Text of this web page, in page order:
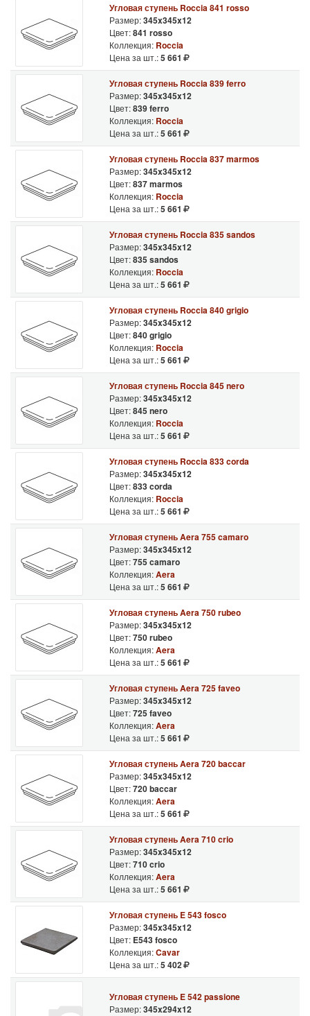
Постоянно расширяется ассортимент форм, фактур и
цветовых решений производимой клинкерной плитки.
В 2008 году на предприятии была запущена новая
производственная линия. За счет этого у завода увеличились
производственные объемы и значительно повысилось
качество выпускаемых строительных материалов.
Можно с уверенностью сказать, что напольные серии
материалов от Stroeher уже давно являются строительными
бестселлерами в Европе, как и вся остальная продукция
предприятия, которая также широко востребована во всем
мире.
Угловая ступень Roccia 841 rosso
Размер:345x345x12
Цвет:841 rosso
Коллекция: Roccia
Цена за шт.:5 661
Угловая ступень Roccia 839 ferro
Размер:345x345x12
Цвет:839 ferro
Коллекция: Roccia
Цена за шт.:5 661
Угловая ступень Roccia 837 marmos
Размер:345x345x12
Цвет:837 marmos
Коллекция: Roccia
Цена за шт.:5 661
Угловая ступень Roccia 835 sandos
Размер:345x345x12
Цвет:835 sandos
Коллекция: Roccia
Цена за шт.:5 661
Угловая ступень Roccia 840 grigio
Размер:345x345x12
Цвет:840 grigio
Коллекция: Roccia
Цена за шт.:5 661
Угловая ступень Roccia 845 nero
Размер:345x345x12
Цвет:845 nero
Коллекция: Roccia
Цена за шт.:5 661
Угловая ступень Roccia 833 corda
Размер:345x345x12
Цвет:833 corda
Коллекция: Roccia
Цена за шт.:5 661
Угловая ступень Aera 755 camaro
Размер:345x345x12
Цвет:755 camaro
Коллекция:Aera
Цена за шт.:5 661
Угловая ступень Aera 750 rubeo
Размер:345x345x12
Цвет:750 rubeo
Коллекция:Aera
Цена за шт.:5 661
Угловая ступень Aera 725 faveo
Размер:345x345x12
Цвет:725 faveo
Коллекция:Aera
Цена за шт.:5 661
Угловая ступень Aera 720 baccar
Размер:345x345x12
Цвет:720 baccar
Коллекция:Aera
Цена за шт.:5 661
Угловая ступень Aera 710 crio
Размер:345x345x12
Цвет:710 crio
Коллекция:Aera
Цена за шт.:5 661
Угловая ступень E 543 fosco
Размер:345x345x12
Цвет: E543 fosco
Коллекция:Cavar
Цена за шт.:5 402
Угловая ступень E 542 passione
Размер:345x294x12